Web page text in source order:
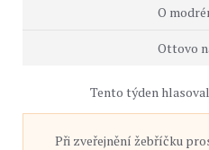
O
Ottovo
Tento týden
Při zveřejnění žebříčku